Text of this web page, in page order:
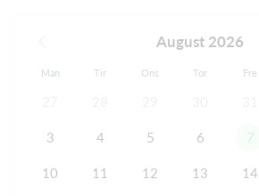
August 2026
Man Tir Ons Tor Fre
3 4 5 6 7
10 11 12 13 14